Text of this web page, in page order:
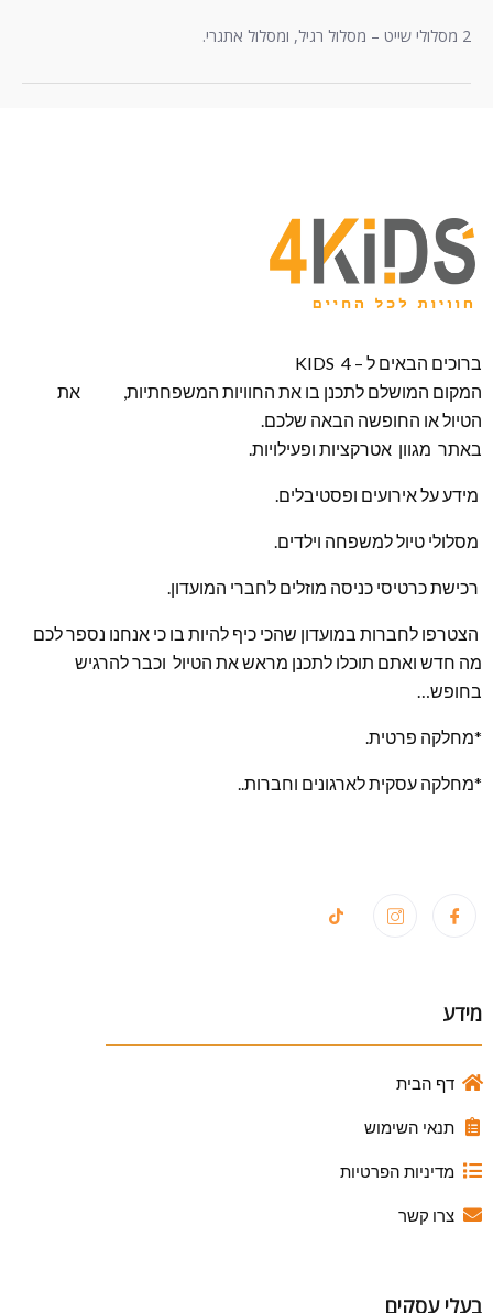
2 מסלולי שייט – מסלול רגיל, ומסלול אתגרי.
ברוכים הבאים ל – KIDS 4
המקום המושלם לתכנן בו את החוויות המשפחתיות, את
הטיול או החופשה הבאה שלכם.
באתר מגוון אטרקציות ופעילויות.
מידע על אירועים ופסטיבלים.
מסלולי טיול למשפחה וילדים.
רכישת כרטיסי כניסה מוזלים לחברי המועדון.
הצטרפו לחברות במועדון שהכי כיף להיות בו כי אנחנו נספר לכם
מה חדש ואתם תוכלו לתכנן מראש את הטיול וכבר להרגיש
בחופש…
*מחלקה פרטית.
*מחלקה עסקית לארגונים וחברות..
מידע
דף הבית
תנאי השימוש
מדיניות הפרטיות
צרו קשר
בעלי עסקים